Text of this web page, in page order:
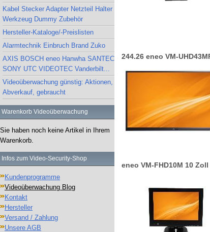
Kabel Stecker Adapter Netzteil Halter
Werkzeug Dummy Zubehör
Hersteller-Kataloge/-Preislisten
Alarmtechnik Einbruch Brand Zuko
AXIS BOSCH eneo Hanwha SANTEC
SONY UTC VIDEOTEC Vanderbilt...
Videoüberwachung günstig: Aktionen,
Abverkauf, gebraucht
Warenkorb Videoüberwachung
Sie haben noch keine Artikel in Ihrem
Warenkorb.
Infos zum Video-Security-Shop
Kundenprogramme
Videoüberwachung Blog
Kontakt
Hersteller
Versand / Zahlung
Unsere AGB
244.26 eneo VM-
eneo VM-FHD10M 10